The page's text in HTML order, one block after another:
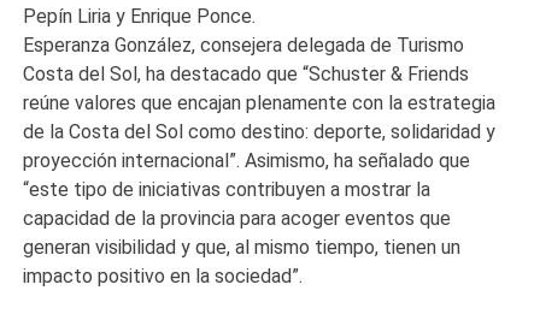
Pepín Liria y Enrique Ponce.
Esperanza González, consejera delegada de Turismo
Costa del Sol, ha destacado que “Schuster & Friends
reúne valores que encajan plenamente con la estrategia
de la Costa del Sol como destino: deporte, solidaridad y
proyección internacional”. Asimismo, ha señalado que
“este tipo de iniciativas contribuyen a mostrar la
capacidad de la provincia para acoger eventos que
generan visibilidad y que, al mismo tiempo, tienen un
impacto positivo en la sociedad”.